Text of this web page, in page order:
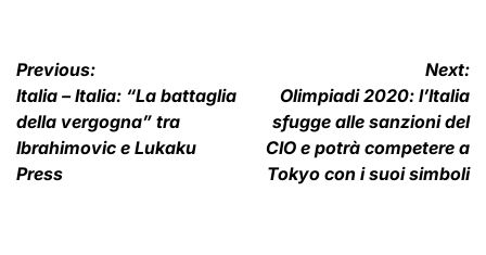
Navigazione
articoli
Previous:
Italia – Italia: “La battaglia
della vergogna” tra
Ibrahimovic e Lukaku
Press
Next:
Olimpiadi 2020: l’Italia
sfugge alle sanzioni del
CIO e potrà competere a
Tokyo con i suoi simboli